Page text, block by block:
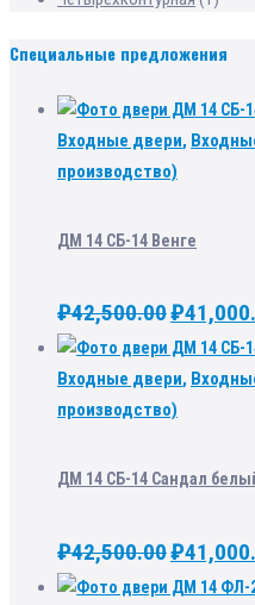
Специальные предложения
Входные двери,
производство)
ДМ 14 СБ-14 Венге
₽42,500.00₽
Входные двери,
производство)
ДМ 14 СБ-14 Сандал
₽42,500.00₽